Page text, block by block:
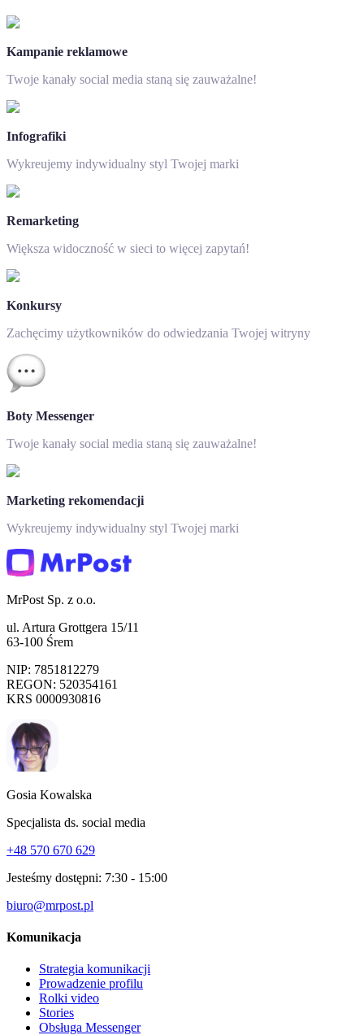
Kampanie reklamowe
Twoje kanały social media staną się zauważalne!
Infografiki
Wykreujemy indywidualny styl Twojej marki
Remarketing
Większa widoczność w sieci to więcej zapytań!
Konkursy
Zachęcimy użytkowników do odwiedzania Twojej witryny
Boty Messenger
Twoje kanały social media staną się zauważalne!
Marketing rekomendacji
Wykreujemy indywidualny styl Twojej marki
MrPost Sp. z o.o.
ul. Artura Grottgera 15/11
63-100 Śrem
NIP: 7851812279
REGON: 520354161
KRS 0000930816
Gosia Kowalska
Specjalista ds. social media
+48 570 670 629
Jesteśmy dostępni: 7:30 - 15:00
biuro@mrpost.pl
Komunikacja
Strategia komunikacji
Prowadzenie profilu
Rolki video
Stories
Obsługa Messenger